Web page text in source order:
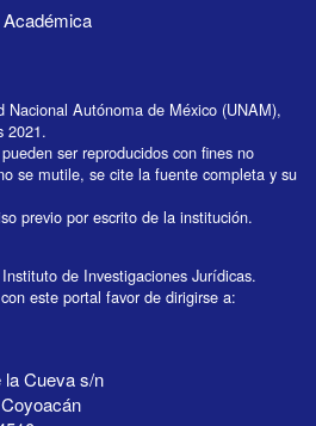
Nacional Autónoma de México (UNAM),
2021.
ser reproducidos con fines no
se mutile, se cite la fuente completa y su
previo por escrito de la institución.
de Investigaciones Jurídicas.
este portal favor de dirigirse a:
Cueva s/n